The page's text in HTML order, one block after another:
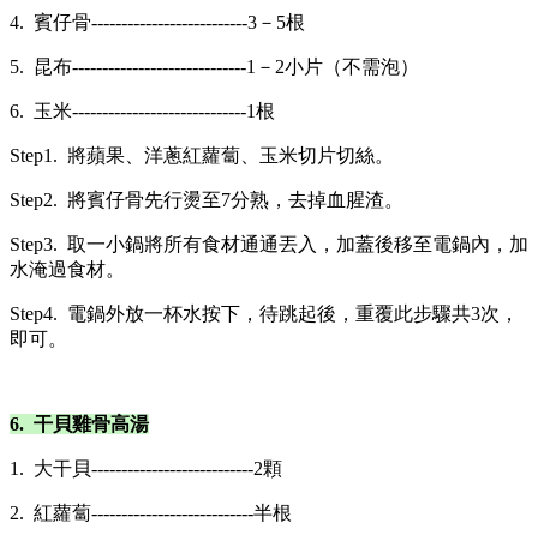
4. 賓仔骨--------------------------3－5根
5. 昆布-----------------------------1－2小片（不需泡）
6. 玉米-----------------------------1根
Step1. 將蘋果、洋蔥紅蘿蔔、玉米切片切絲。
Step2. 將賓仔骨先行燙至7分熟，去掉血腥渣。
Step3. 取一小鍋將所有食材通通丟入，加蓋後移至電鍋內，加
水淹過食材。
Step4. 電鍋外放一杯水按下，待跳起後，重覆此步驟共3次，
即可。
6. 干貝雞骨高湯
1. 大干貝---------------------------2顆
2. 紅蘿蔔---------------------------半根